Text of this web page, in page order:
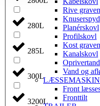
280L
285L
300L
3200L
Rive
Knuserspyd
Planérskovl
Profilskovl
Kost
Kanalskovl
Oprivertand
Vand og
Front
Fronttilt